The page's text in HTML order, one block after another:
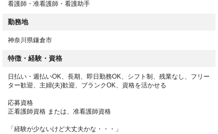
介護施設やクリニックでの看護業務
※介護と看護のお仕事は分かれています。
具体的には・・・
・入居者の健康管理やバイタルチェック
・医師の指示による医療行為、受診の付き添い
など
ミスマッチのない転職を実現するために、サポートいたします。
看護師・准看護師・看護助手
勤務地
神奈川県鎌倉市
特徴・経験・資格
日払い・週払いOK、長期、即日勤務OK、シフト制、残業なし、フリー
ター歓迎、主婦(夫)歓迎、ブランクOK、資格を活かせる
応募資格
正看護師資格 または、准看護師資格
「経験が少ないけど大丈夫かな・・・」